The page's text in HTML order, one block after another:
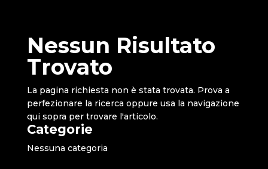
Nessun Risultato
Trovato
La pagina richiesta non è stata trovata. Prova a
perfezionare la ricerca oppure usa la navigazione
qui sopra per trovare l'articolo.
Categorie
Nessuna categoria